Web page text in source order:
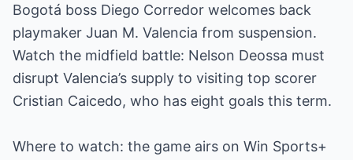
Bogotá boss Diego Corredor welcomes back
playmaker Juan M. Valencia from suspension.
Watch the midfield battle: Nelson Deossa must
disrupt Valencia’s supply to visiting top scorer
Cristian Caicedo, who has eight goals this term.
Where to watch: the game airs on Win Sports+